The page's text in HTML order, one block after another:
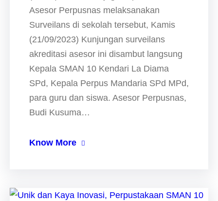
Asesor Perpusnas melaksanakan
Surveilans di sekolah tersebut, Kamis
(21/09/2023) Kunjungan surveilans
akreditasi asesor ini disambut langsung
Kepala SMAN 10 Kendari La Diama
SPd, Kepala Perpus Mandaria SPd MPd,
para guru dan siswa. Asesor Perpusnas,
Budi Kusuma…
Know More